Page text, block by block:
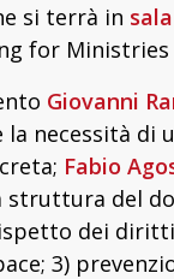
si terrà in
for
Giovanni
la necessità di
Fabio
del
dei
3)